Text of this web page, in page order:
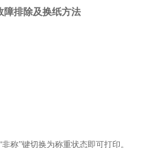
障排除及换纸方法
”键切换为称重状态即可打印。